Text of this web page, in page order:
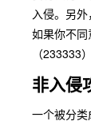
入侵。另
如果你不
（233333）
非入侵
一个被分